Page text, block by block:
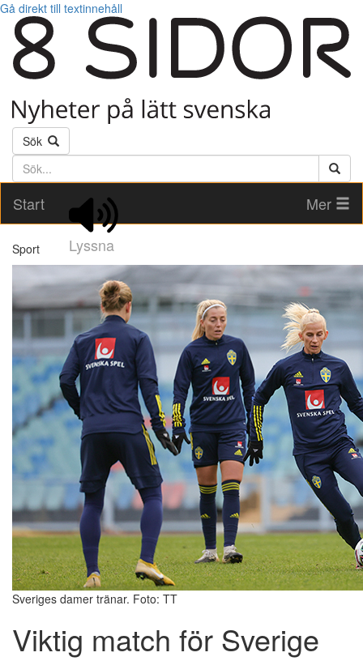
Gå direkt till textinnehåll
Sök
Söktext
Start
Lyssna
Mer
Sport
Sveriges damer tränar. Foto: TT
Viktig match för Sverige